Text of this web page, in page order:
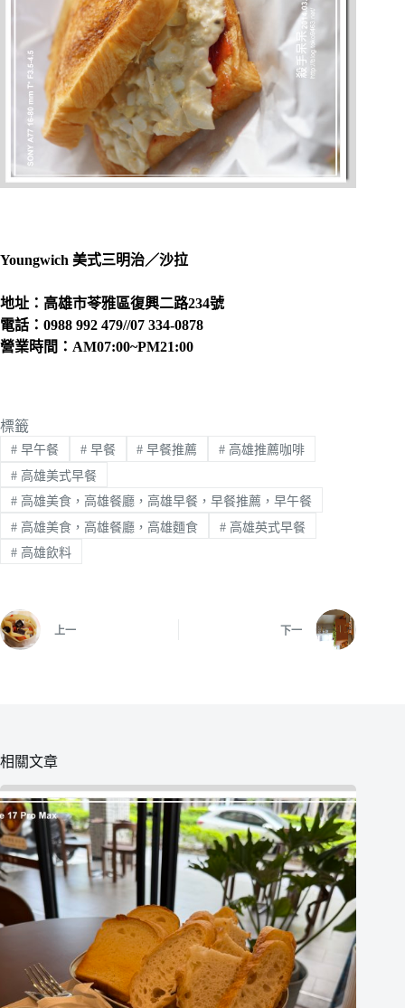
Youngwich 美式三明治／沙拉
地址：高雄市苓雅區復興二路234號
電話：0988 992 479//07 334-0878
營業時間：AM07:00~PM21:00
標籤
#早午餐 #早餐 # 早餐推薦 # 高雄推薦咖啡
#高雄美式早餐
#高雄美食，高雄餐廳，高雄早餐，早餐推薦，早午餐
#高雄美食，高雄餐廳，高雄麵食 #高雄英式早餐
#高雄飲料
上一 下一
相關文章